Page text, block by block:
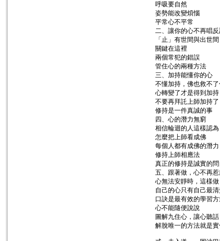
呼吸要自然
姿勢能改變煩惱
平常心不平常
二、讓你的心不再唱
「止」有世間與出世間
關鍵在這裡
兩個常犯的錯誤
管住心的兩種方法
三、加持能懂你的心
不懂加持，佛也救不
心轉變了才是得到加持
不要再拜託上師加持了
修持是一件真誠的事
四、心的潛力無窮
相信輪迴的人這樣認為
怎麼把上師看成佛
每個人都有成佛的潛力
修持上師相應法
真正的修持是誠實的
五、跟著做，心不再
心無法安靜時，這樣做
自己的心只有自己最
口訣是最有效的學習
心不能隨便說說
圖解九住心，讓心聽話
解脫唯一的方法就是